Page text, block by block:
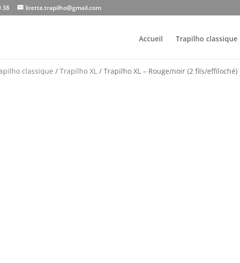
38 lirette.trapilho@gmail.com
Accueil Trapilho classique
classique /Trapilho XL / Trapilho XL – Rouge/noir (2 fils/effiloché)